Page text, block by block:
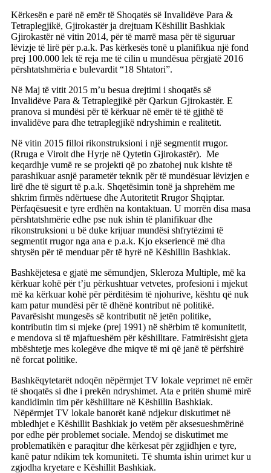
Kërkesën e parë në emër të Shoqatës së Invalidëve Para &
Tetraplegjikë, Gjirokastër ja drejtuam Këshillit Bashkiak
Gjirokastër në vitin 2014, për të marrë masa për të siguruar
lëvizje të lirë për p.a.k. Pas kërkesës tonë u planifikua një fond
prej 100.000 lek të reja me të cilin u mundësua përgjatë 2016
përshtatshmëria e bulevardit “18 Shtatori”.
Në Maj të vitit 2015 m’u besua drejtimi i shoqatës së
Invalidëve Para & Tetraplegjikë për Qarkun Gjirokastër. E
pranova si mundësi për të kërkuar në emër të të gjithë të
invalidëve para dhe tetraplegjikë ndryshimin e realitetit.
Në vitin 2015 filloi rikonstruksioni i një segmentit rrugor.
(Rruga e Viroit dhe Hyrje në Qytetin Gjirokastër). Me
keqardhje vumë re se projekti që po zbatohej nuk kishte të
parashikuar asnjë parametër teknik për të mundësuar lëvizjen e
lirë dhe të sigurt të p.a.k. Shqetësimin tonë ja shprehëm me
shkrim firmës ndërtuese dhe Autoritetit Rrugor Shqiptar.
Përfaqësuesit e tyre erdhën na kontaktuan. U morrën disa masa
përshtatshmërie edhe pse nuk ishin të planifikuar dhe
rikonstruksioni u bë duke krijuar mundësi shfrytëzimi të
segmentit rrugor nga ana e p.a.k. Kjo ekseriencë më dha
shtysën për të menduar për të hyrë në Këshillin Bashkiak.
Bashkëjetesa e gjatë me sëmundjen, Skleroza Multiple, më ka
kërkuar kohë për t’ju përkushtuar vetvetes, profesioni i mjekut
më ka kërkuar kohë për përditësim të njohurive, kështu që nuk
kam patur mundësi për të dhënë kontribut në politikë.
Pavarësisht mungesës së kontributit në jetën politike,
kontributin tim si mjeke (prej 1991) në shërbim të komunitetit,
e mendova si të mjaftueshëm për këshilltare. Fatmirësisht gjeta
mbështetje mes kolegëve dhe miqve të mi që janë të përfshirë
në forcat politike.
Bashkëqytetarët ndoqën nëpërmjet TV lokale veprimet në emër
të shoqatës si dhe i prekën ndryshimet. Ata e pritën shumë mirë
kandidimin tim për këshilltare në Këshillin Bashkiak.
Nëpërmjet TV lokale banorët kanë ndjekur diskutimet në
mbledhjet e Këshillit Bashkiak jo vetëm për aksesueshmërinë
por edhe për problemet sociale. Mendoj se diskutimet me
problematikën e paraqitur dhe kërkesat për zgjidhjen e tyre,
kanë patur ndikim tek komuniteti. Të shumta ishin urimet kur u
zgjodha kryetare e Këshillit Bashkiak.